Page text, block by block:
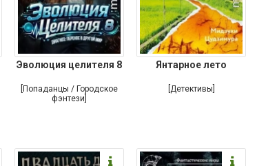
Эволюция целителя 8
[Попаданцы / Городское
фэнтези]
Янтарное лето
[Детективы]